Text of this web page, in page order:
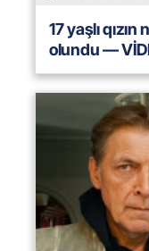
17 yaşlı
olundu —